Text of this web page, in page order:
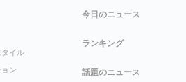
タイル
ン
今日のニュース
ランキング
話題のニュース